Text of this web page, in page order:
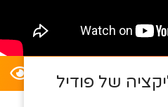
- פודישל פודיל